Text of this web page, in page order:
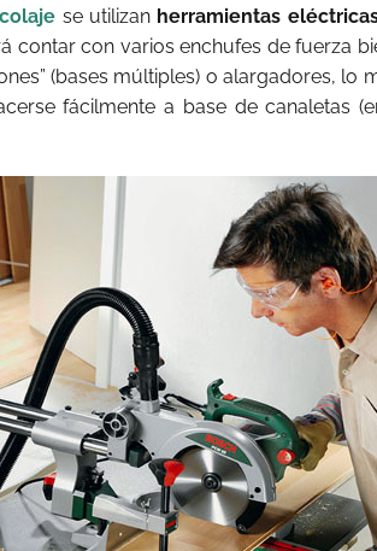
se utilizan herramientas
contar con varios enchufes de fuerza
(bases múltiples) o alargadores, lo
fácilmente a base de canaletas